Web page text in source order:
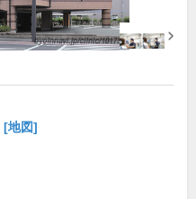
[地図]